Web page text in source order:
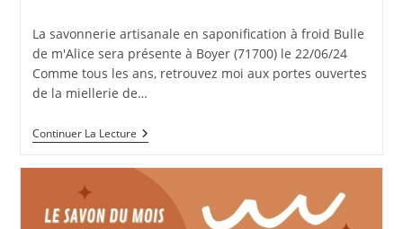
la
publication :
La savonnerie artisanale en saponification à froid Bulle
de m'Alice sera présente à Boyer (71700) le 22/06/24
Comme tous les ans, retrouvez moi aux portes ouvertes
de la miellerie de…
Continuer La LecturePortes
Ouvertes
La
Miellerie
De
La